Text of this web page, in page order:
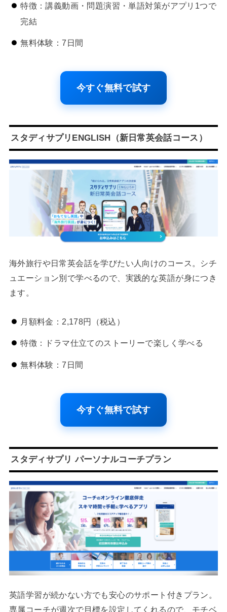
特徴：講義動画・問題演習・単語対策がアプリ1つで
完結
無料体験：7日間
今すぐ無料で試す
スタディサプリENGLISH（新日常英会話コース）
海外旅行や日常英会話を学びたい人向けのコース。シチ
ュエーション別で学べるので、実践的な英語が身につき
ます。
月額料金：2,178円（税込）
特徴：ドラマ仕立てのストーリーで楽しく学べる
無料体験：7日間
今すぐ無料で試す
スタディサプリ パーソナルコーチプラン
英語学習が続かない方でも安心のサポート付きプラン。
専属コーチが週次で目標を設定してくれるので、モチベ